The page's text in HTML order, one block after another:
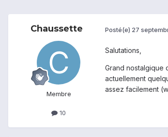
Chaussette
Membre
10
Posté(e) 27
Salutations,
Grand nostalgique
actuellement
assez facilement